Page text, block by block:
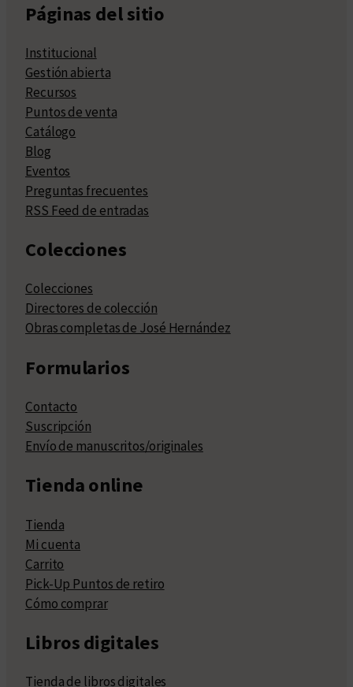
Páginas del sitio
Institucional
Gestión abierta
Recursos
Puntos de venta
Catálogo
Blog
Eventos
Preguntas frecuentes
RSS Feed de entradas
Colecciones
Colecciones
Directores de colección
Obras completas de José Hernández
Formularios
Contacto
Suscripción
Envío de manuscritos/originales
Tienda online
Tienda
Mi cuenta
Carrito
Pick-Up Puntos de retiro
Cómo comprar
Libros digitales
Tienda de libros digitales